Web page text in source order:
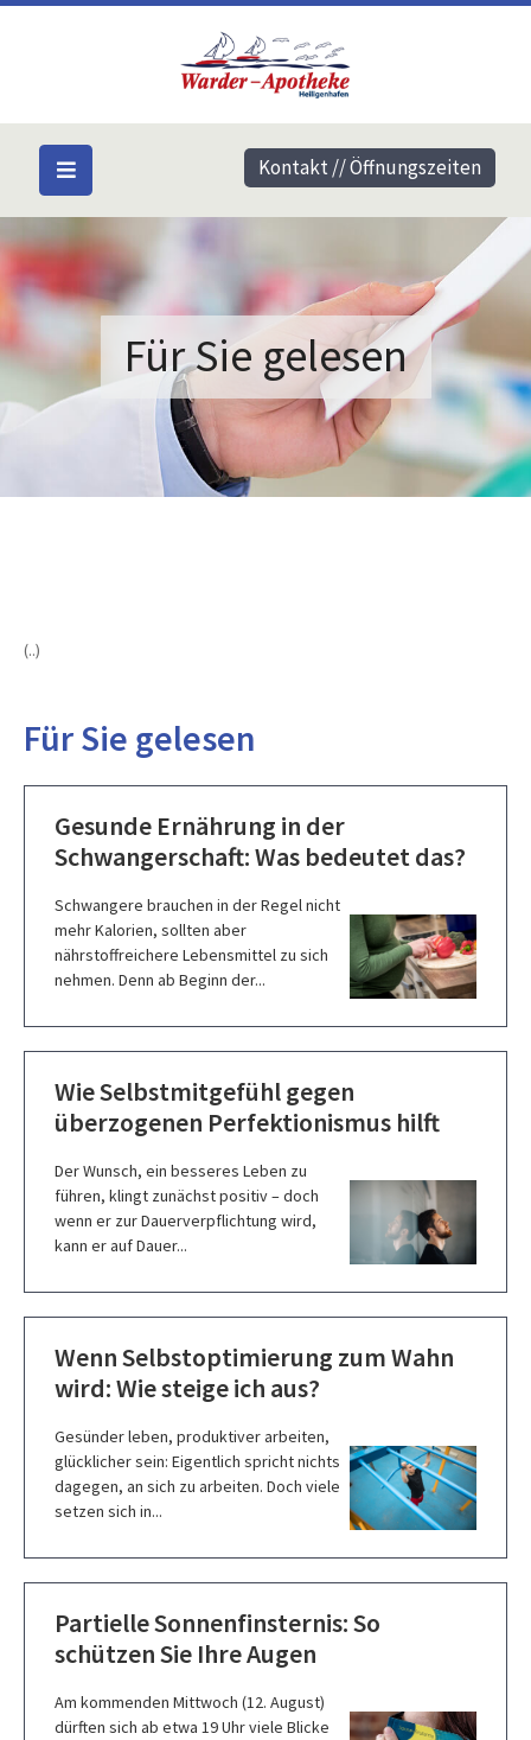
Für Sie gelesen
(..)
Für Sie gelesen
Gesunde Ernährung in der
Schwangerschaft: Was bedeutet das?
Schwangere brauchen in der Regel nicht
mehr Kalorien, sollten aber
nährstoffreichere Lebensmittel zu sich
nehmen. Denn ab Beginn der...
Wie Selbstmitgefühl gegen
überzogenen Perfektionismus hilft
Der Wunsch, ein besseres Leben zu
führen, klingt zunächst positiv – doch
wenn er zur Dauerverpflichtung wird,
kann er auf Dauer...
Wenn Selbstoptimierung zum Wahn
wird: Wie steige ich aus?
Gesünder leben, produktiver arbeiten,
glücklicher sein: Eigentlich spricht nichts
dagegen, an sich zu arbeiten. Doch viele
setzen sich in...
Partielle Sonnenfinsternis: So
schützen Sie Ihre Augen
Am kommenden Mittwoch (12. August)
dürften sich ab etwa 19 Uhr viele Blicke
Kontakt // Öffnungszeiten